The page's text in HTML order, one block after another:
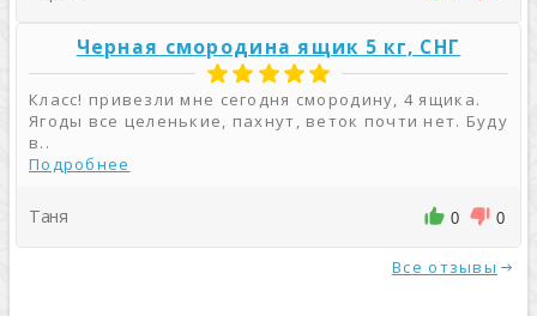
Черная смородина ящик 5 кг, СНГ
Класс! привезли мне сегодня смородину, 4 ящика.
Ягоды все целенькие, пахнут, веток почти нет. Буду
в..
Подробнее
Таня 0 0
Все отзывы